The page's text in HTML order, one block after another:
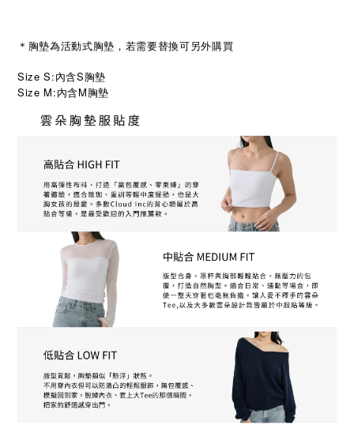
＊胸墊為活動式胸墊，若需要替換可另外購買
Size S:內含S胸墊
Size M: 內含M 胸墊